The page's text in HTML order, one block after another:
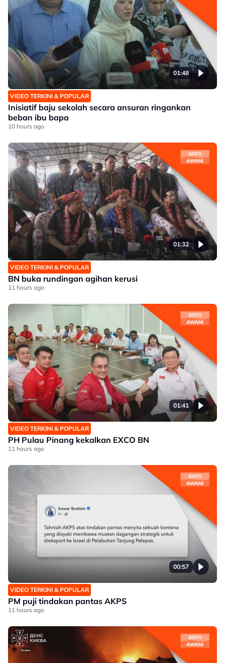
01:48
VIDEO TERKINI & POPULAR
Inisiatif baju sekolah secara ansuran ringankan
beban ibu bapa
10 hours ago
01:32
VIDEO TERKINI & POPULAR
BN buka rundingan agihan kerusi
11 hours ago
01:41
VIDEO TERKINI & POPULAR
PH Pulau Pinang kekalkan EXCO BN
11 hours ago
00:57
VIDEO TERKINI & POPULAR
PM puji tindakan pantas AKPS
11 hours ago